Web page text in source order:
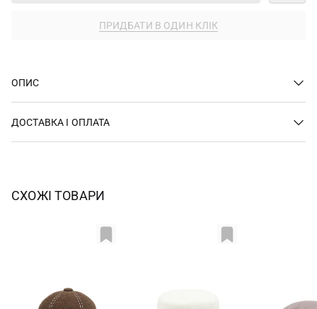
ПРИДБАТИ В ОДИН КЛІК
ОПИС
ДОСТАВКА І ОПЛАТА
СХОЖІ ТОВАРИ